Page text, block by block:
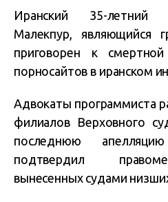
Иранский 35-летний
Малекпур, являющийся
приговорен к
порносайтов в иранском
Адвокаты программиста
филиалов Верховного
последнюю
подтвердил
вынесенных судами